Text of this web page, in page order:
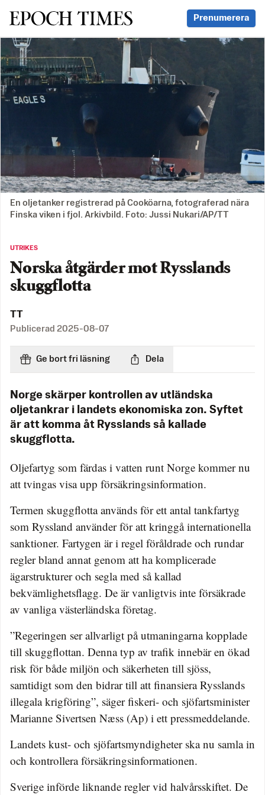
Svenska Epoch Times Prenumerera
En oljetanker registrerad på Cooköarna, fotograferad nära
Finska viken i fjol. Arkivbild. Foto: Jussi Nukari/AP/TT
UTRIKES
Norska åtgärder mot Rysslands
skuggflotta
TT
Publicerad 2025-08-07
Ge bort fri läsning Dela
Norge skärper kontrollen av utländska
oljetankrar i landets ekonomiska zon. Syftet
är att komma åt Rysslands så kallade
skuggflotta.
Oljefartyg som färdas i vatten runt Norge kommer nu
att tvingas visa upp försäkringsinformation.
Termen skuggflotta används för ett antal tankfartyg
som Ryssland använder för att kringgå internationella
sanktioner. Fartygen är i regel föråldrade och rundar
regler bland annat genom att ha komplicerade
ägarstrukturer och segla med så kallad
bekvämlighetsflagg. De är vanligtvis inte försäkrade
av vanliga västerländska företag.
”Regeringen ser allvarligt på utmaningarna kopplade
till skuggflottan. Denna typ av trafik innebär en ökad
risk för både miljön och säkerheten till sjöss,
samtidigt som den bidrar till att finansiera Rysslands
illegala krigföring”, säger fiskeri- och sjöfartsminister
Marianne Sivertsen Næss (Ap) i ett pressmeddelande.
Landets kust- och sjöfartsmyndigheter ska nu samla in
och kontrollera försäkringsinformationen.
Sverige införde liknande regler vid halvårsskiftet. De